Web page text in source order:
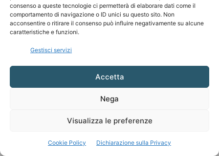
consenso a queste tecnologie ci permetterà di elaborare dati come il
comportamento di navigazione o ID unici su questo sito. Non
acconsentire o ritirare il consenso può influire negativamente su alcune
caratteristiche e funzioni.
Gestisci servizi
Accetta
Nega
Visualizza le preferenze
Cookie Policy Dichiarazione sulla Privacy